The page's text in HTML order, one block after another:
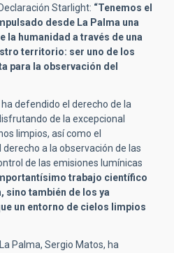
Starlight: “Tenemos el
desde La Palma una
la humanidad a través de una
territorio: ser uno de los
para la observación del
defendido el derecho de la
de la excepcional
limpios, así como el
a la observación de las
de las emisiones lumínicas
trabajo científico
sino también de los ya
un entorno de cielos limpios
Palma, Sergio Matos, ha